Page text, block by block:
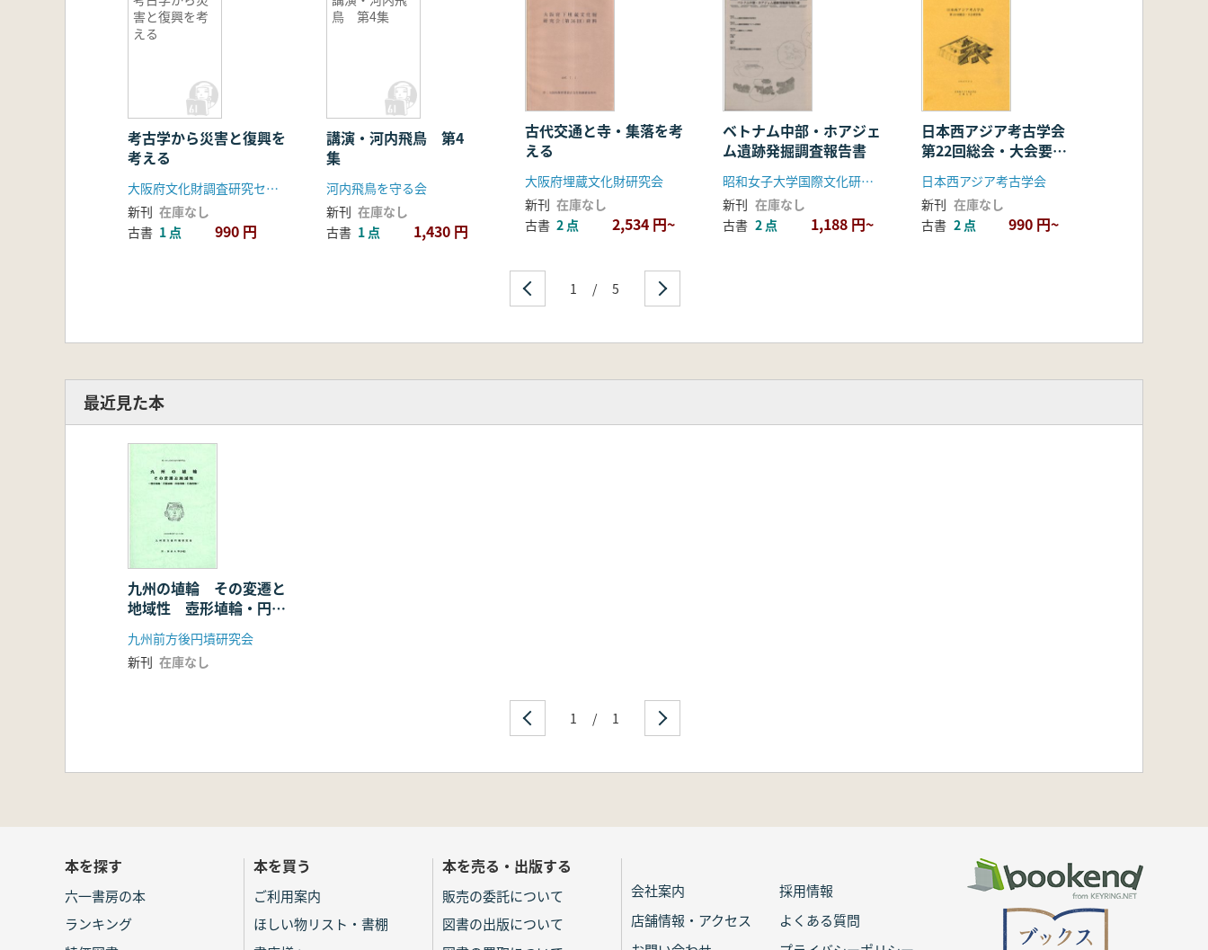
害と復興を考
える
考古学から災害と復興を
考える
大阪府文化財調査研究センター
新刊 在庫なし
古書 1 点 990 円
鳥 第4集
講演・河内飛鳥 第4
集
河内飛鳥を守る会
新刊 在庫なし
古書 1 点 1,430 円
古代交通と寺・集落を考
える
大阪府埋蔵文化財研究会
新刊 在庫なし
古書 2 点 2,534 円~
ベトナム中部・ホアジェ
ム遺跡発掘調査報告書
昭和女子大学国際文化研究所
新刊 在庫なし
古書 2 点 1,188 円~
日本西アジア考古学会
第22回総会・大会要旨
日本西アジア考古学会
新刊 在庫なし
古書 2 点 990 円~
1 / 5
最近見た本
九州の埴輪 その変遷と
地域性 壺形埴輪・円筒
埴輪・形象埴輪・石製埴
輪
九州前方後円墳研究会
新刊 在庫なし
1 / 1
本を探す
六一書房の本
ランキング
本を買う
ご利用案内
ほしい物リスト・書棚
本を売る・出版する
販売の委託について
図書の出版について
会社案内
採用情報
店舗情報・アクセス
よくある質問